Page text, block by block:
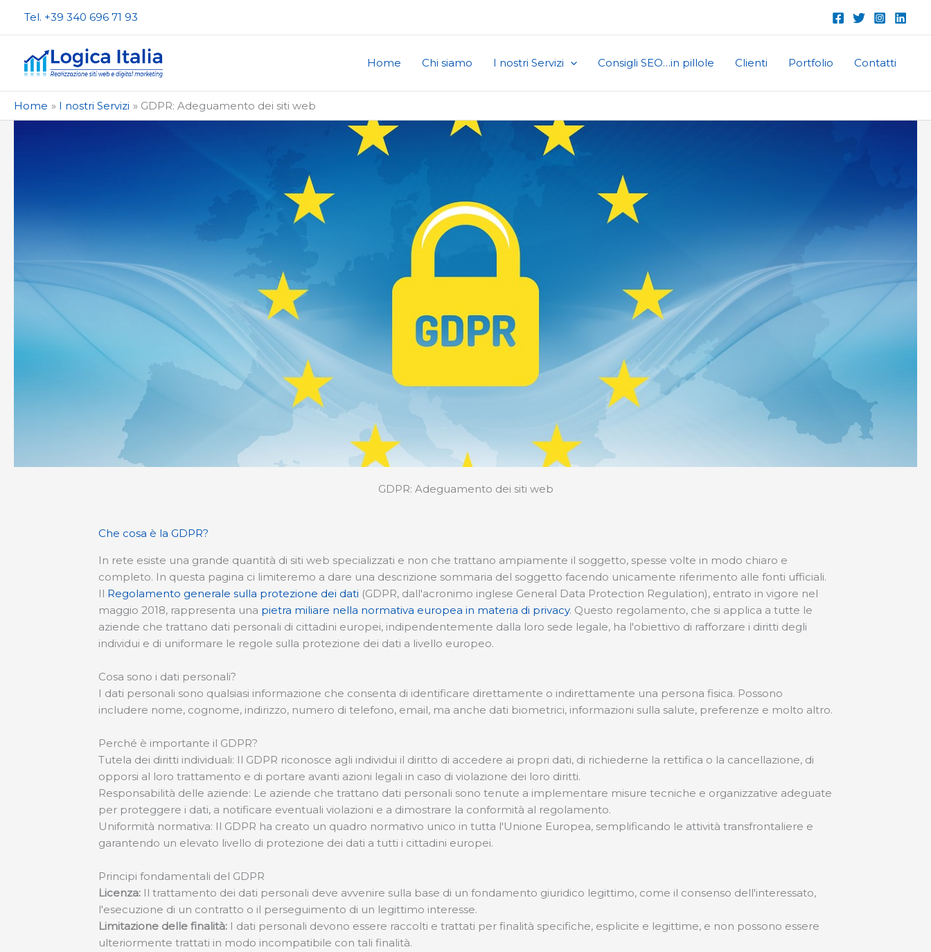
Tel. +39 340 696 71 93
Home Chi siamo I nostri Servizi Consigli SEO…in pillole Clienti Portfolio Contatti
Home I nostri Servizi GDPR: Adeguamento dei siti web
GDPR: Adeguamento dei siti web
Che cosa è la GDPR?
In rete esiste una grande quantità di siti web specializzati e non che trattano ampiamente il soggetto, spesse volte in modo chiaro e
completo. In questa pagina ci limiteremo a dare una descrizione sommaria del soggetto facendo unicamente riferimento alle fonti ufficiali.
Il Regolamento generale sulla protezione dei dati (GDPR, dall'acronimo inglese General Data Protection Regulation), entrato in vigore nel
maggio 2018, rappresenta una pietra miliare nella normativa europea in materia di privacy. Questo regolamento, che si applica a tutte le
aziende che trattano dati personali di cittadini europei, indipendentemente dalla loro sede legale, ha l'obiettivo di rafforzare i diritti degli
individui e di uniformare le regole sulla protezione dei dati a livello europeo.
Cosa sono i dati personali?
I dati personali sono qualsiasi informazione che consenta di identificare direttamente o indirettamente una persona fisica. Possono
includere nome, cognome, indirizzo, numero di telefono, email, ma anche dati biometrici, informazioni sulla salute, preferenze e molto altro.
Perché è importante il GDPR?
Tutela dei diritti individuali: Il GDPR riconosce agli individui il diritto di accedere ai propri dati, di richiederne la rettifica o la cancellazione, di
opporsi al loro trattamento e di portare avanti azioni legali in caso di violazione dei loro diritti.
Responsabilità delle aziende: Le aziende che trattano dati personali sono tenute a implementare misure tecniche e organizzative adeguate
per proteggere i dati, a notificare eventuali violazioni e a dimostrare la conformità al regolamento.
Uniformità normativa: Il GDPR ha creato un quadro normativo unico in tutta l'Unione Europea, semplificando le attività transfrontaliere e
garantendo un elevato livello di protezione dei dati a tutti i cittadini europei.
Principi fondamentali del GDPR
Licenza: Il trattamento dei dati personali deve avvenire sulla base di un fondamento giuridico legittimo, come il consenso dell'interessato,
l'esecuzione di un contratto o il perseguimento di un legittimo interesse.
Limitazione delle finalità: I dati personali devono essere raccolti e trattati per finalità specifiche, esplicite e legittime, e non possono essere
ulteriormente trattati in modo incompatibile con tali finalità.